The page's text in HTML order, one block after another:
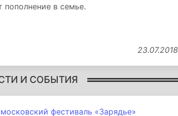
в семье.
23.07.2018
И СОБЫТИЯ
фестиваль «Зарядье»